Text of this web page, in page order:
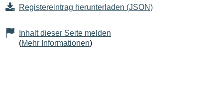
Registereintrag herunterladen (JSON)
Inhalt dieser Seite melden
(Mehr Informationen)